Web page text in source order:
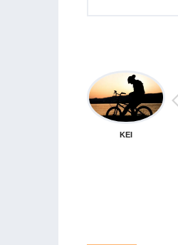
KEI